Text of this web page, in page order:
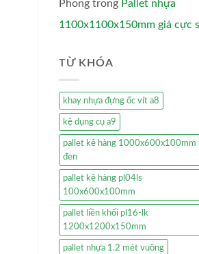
Phong trong Pallet nhựa
1100x1100x150mm giá cực
TỪ KHÓA
khay nhựa đựng ốc vít a8
kệ dụng cụ a9
pallet kê hàng 1000x600x100mm
đen
pallet kê hàng pl04ls
100x600x100mm
pallet liền khối pl16-lk
1200x1200x150mm
pallet nhựa 1.2 mét vuông